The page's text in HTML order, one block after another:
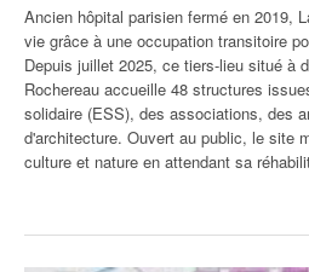
Ancien hôpital parisien fermé en 2019,
vie grâce à une occupation transitoire
Depuis juillet 2025, ce tiers-lieu situé à
Rochereau accueille 48 structures
solidaire (ESS), des associations, des
d'architecture. Ouvert au public, le site
culture et nature en attendant sa